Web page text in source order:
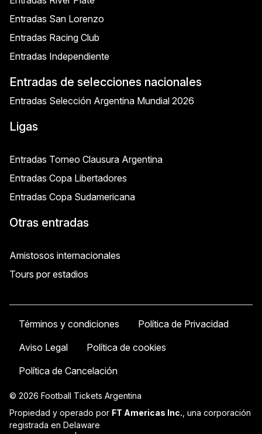
Entradas San Lorenzo
Entradas Racing Club
Entradas Independiente
Entradas de selecciones nacionales
Entradas Selección Argentina Mundial 2026
Ligas
Entradas Torneo Clausura Argentina
Entradas Copa Libertadores
Entradas Copa Sudamericana
Otras entradas
Amistosos internacionales
Tours por estadios
Términos y condiciones
Política de Privacidad
Aviso Legal
Política de cookies
Política de Cancelación
© 2026 Football Tickets Argentina
Propiedad y operado por FT Americas Inc. , una corporación
registrada en Delaware